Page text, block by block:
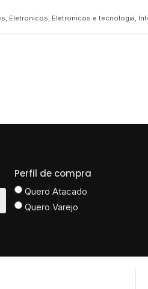
Eletronicos e tecnologia,
Perfil de compra
Quero Atacado
Quero Varejo